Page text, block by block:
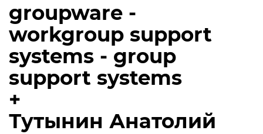
groupware -
workgroup support
systems - group
support systems
+
Тутынин Анатолий